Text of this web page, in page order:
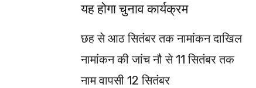
यह होगा चुनाव कार्यक्रम
छह से आठ सितंबर तक नामांकन दाखिल
नामांकन की जांच नौ से 11 सितंबर तक
नाम वापसी 12 सितंबर